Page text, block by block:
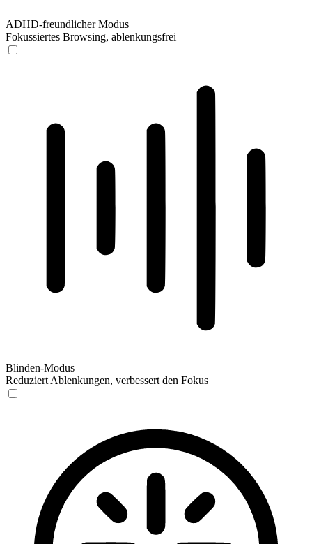
ADHD-freundlicher Modus
Fokussiertes Browsing, ablenkungsfrei
Blinden-Modus
Reduziert Ablenkungen, verbessert den Fokus